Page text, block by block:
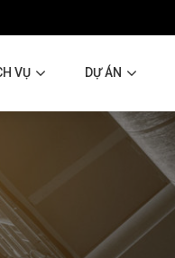
VỤ DỰ ÁN